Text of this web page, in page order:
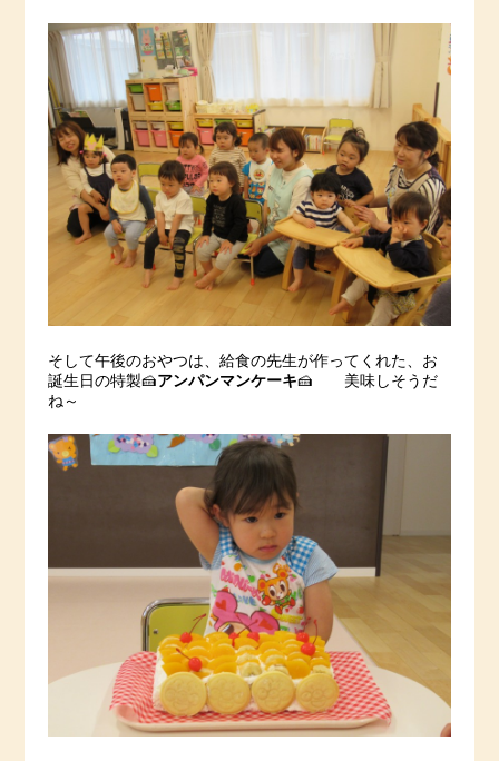
そして午後のおやつは、給食の先生が作ってくれた、お
誕生日の特製🍰アンパンマンケーキ🍰 美味しそうだ
ね～